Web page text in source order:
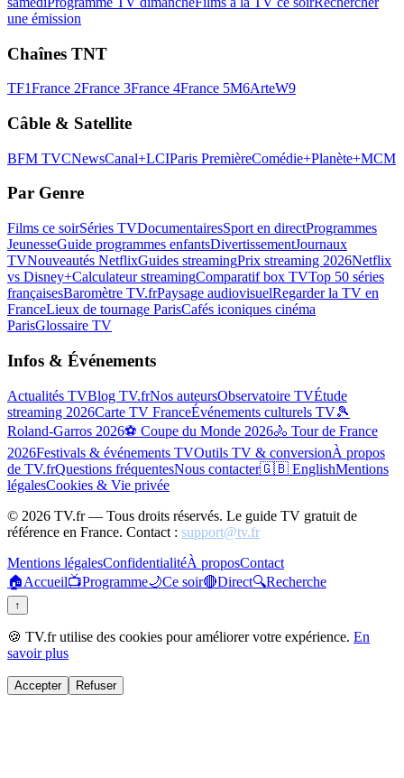
une émission
Chaînes TNT
TF1France 2France 3France 4France 5M6ArteW9
Câble & Satellite
BFM TVCNewsCanal+LCIParis PremièreComédie+Planète+MCM
Par Genre
Films ce soirSéries TVDocumentairesSport en directProgrammes
JeunesseGuide programmes enfantsDivertissementJournaux
TVNouveautés NetflixGuides streamingPrix streaming 2026Netflix
vs Disney+Calculateur streamingComparatif box TVTop 50 séries
françaisesBaromètre TV.frPaysage audiovisuelRegarder la TV en
FranceLieux de tournage ParisCafés iconiques cinéma
ParisGlossaire TV
Infos & Événements
Actualités TVBlog TV.frNos auteursObservatoire TVÉtude
streaming 2026Carte TV FranceÉvénements culturels TV🎾
Roland-Garros 2026⚽ Coupe du Monde 2026🚴 Tour de France
2026Festivals & événements TVOutils TV & conversionÀ propos
de TV.frQuestions fréquentesNous contacter🇬🇧 EnglishMentions
légalesCookies & Vie privée
© 2026 TV.fr — Tous droits réservés. Le guide TV gratuit de
référence en France. Contact : support@tv.fr
Mentions légalesConfidentialitéÀ proposContact
🏠Accueil📺Programme🌙Ce soir🔴Direct🔍Recherche
↑
🍪 TV.fr utilise des cookies pour améliorer votre expérience. En
savoir plus
Accepter Refuser